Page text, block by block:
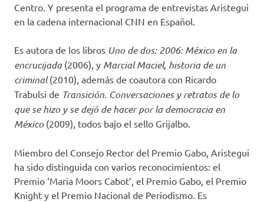
Centro. Y presenta el programa de entrevistas Aristegui
en la cadena internacional CNN en Español.
Es autora de los libros Uno de dos: 2006: México en la
encrucijada(2006), y Marcial Maciel, historia de un
criminal(2010), además de coautora con Ricardo
Trabulsi de Transición. Conversaciones y retratos de lo
que se hizo y se dejó de hacer por la democracia en
México(2009), todos bajo el sello Grijalbo.
Miembro del Consejo Rector del Premio Gabo, Aristegui
ha sido distinguida con varios reconocimientos: el
Premio ‘Maria Moors Cabot’, el Premio Gabo, el Premio
Knight y el Premio Nacional de Periodismo. Es